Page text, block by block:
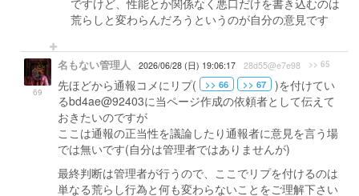
ですけど、性能とか関係なく悪口だけを書き込むのは
荒らしと変わらんだろうというのが自分の意見です
69
名もない管理人 2026/06/28 (日) 19:06:17 28d55@e7e98 >> 65
先ほどから通報コメにリプ( >> 66 >> 67
)を付けてい
るbd4ae@92403に当ページ作成の依頼者として伝えて
おきたいのですが
ここは通報の正当性を議論したり通報者に意見を言う場
では無いです(自分は管理者ではありませんが)
最終判断は管理者が行うので、ここでリプを付けるのは
単なる荒らし行為と何も変わらないことをご理解下さい